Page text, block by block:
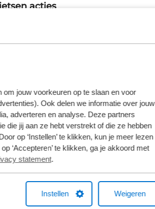
jouw voorkeuren op te slaan en voor
Ook delen we informatie over jouw
adverteren en analyse. Deze partners
die jij aan ze hebt verstrekt of die ze hebben
op ‘Instellen’ te klikken, kun je meer lezen
‘Accepteren’ te klikken, ga je akkoord met
statement.
Instellen Weigeren
acties
Bekijk onze acties